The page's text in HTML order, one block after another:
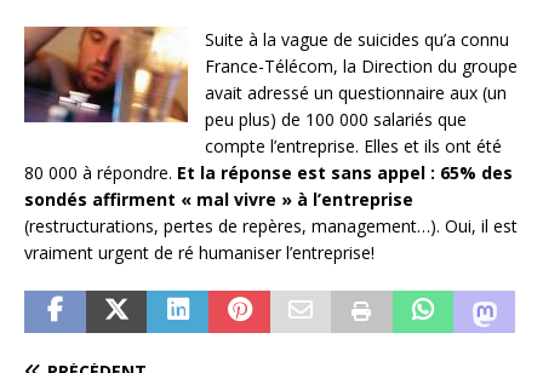
Suite à la vague de suicides qu’a connu
France-Télécom, la Direction du groupe
avait adressé un questionnaire aux (un
peu plus) de 100 000 salariés que
compte l’entreprise. Elles et ils ont été
80 000 à répondre. Et la réponse est sans appel : 65% des
sondés affirment « mal vivre » à l’entreprise
(restructurations, pertes de repères, management…). Oui, il est
vraiment urgent de ré humaniser l’entreprise!